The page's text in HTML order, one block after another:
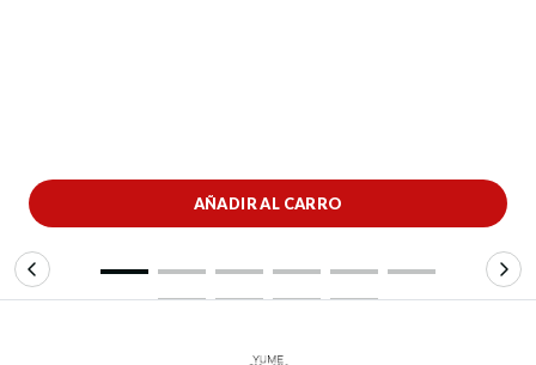
AÑADIR AL CARRO